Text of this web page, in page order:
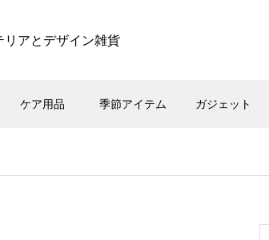
リアとデザイン雑貨
ケア用品 季節アイテム ガジェット